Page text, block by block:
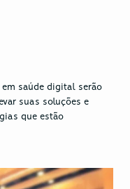
em saúde digital serão
suas soluções e
que estão